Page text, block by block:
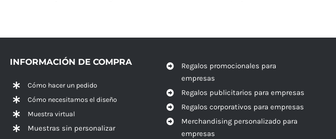
INFORMACIÓN DE COMPRA
Cómo hacer un pedido
Cómo necesitamos el diseño
Muestra virtual
Muestras sin personalizar
Regalos promocionales para
empresas
Regalos publicitarios para empresas
Regalos corporativos para empresas
Merchandising personalizado para
empresas